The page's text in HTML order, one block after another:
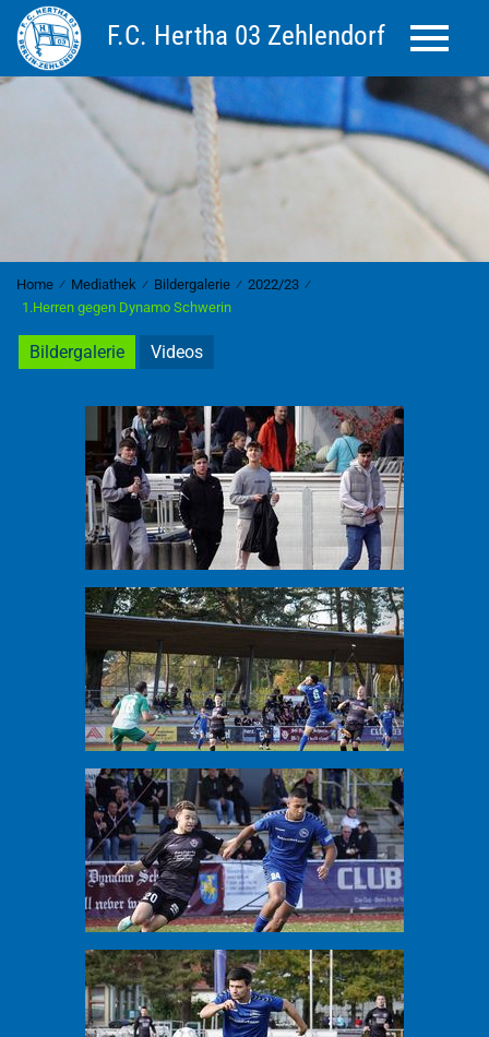
F.C. Hertha 03 Zehlendorf Toggle
Home ⁄ Mediathek ⁄ Bildergalerie ⁄ 2022/23 ⁄
1.Herren gegen Dynamo Schwerin
Bildergalerie Videos